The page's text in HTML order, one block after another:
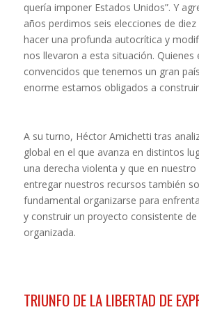
quería imponer Estados Unidos”. Y
años perdimos seis elecciones de
hacer una profunda autocrítica y
nos llevaron a esta situación. Quienes
convencidos que tenemos un gran
enorme estamos obligados a
A su turno, Héctor Amichetti tras
global en el que avanza en distintos
una derecha violenta y que en
entregar nuestros recursos también
fundamental organizarse para
y construir un proyecto consistente
organizada.
TRIUNFO DE LA LIBERTAD DE